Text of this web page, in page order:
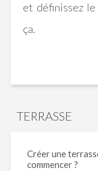
et définissezle
ça.
TERRASSE
Créer une
commencer ?